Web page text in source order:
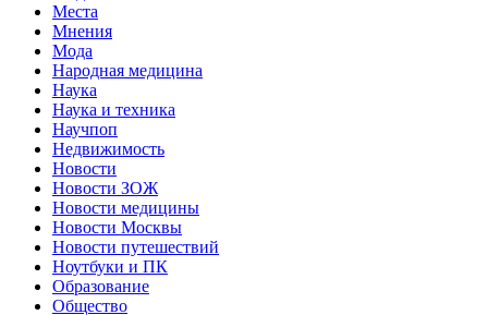
Места
Мнения
Мода
Народная медицина
Наука
Наука и техника
Научпоп
Недвижимость
Новости
Новости ЗОЖ
Новости медицины
Новости Москвы
Новости путешествий
Ноутбуки и ПК
Образование
Общество